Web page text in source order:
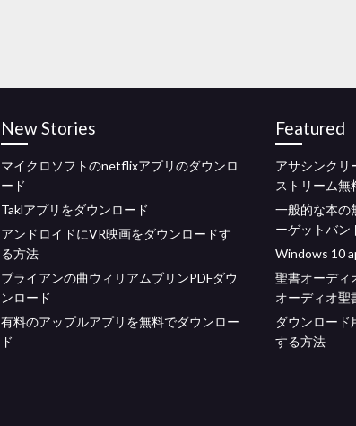
New Stories
マイクロソフトのnetflixアプリのダウンロ
ード
Taklアプリをダウンロード
アンドロイドにVR映画をダウンロードす
る方法
ブライアンの曲ウィリアムブリンPDFダウ
ンロード
有料のアップルアプリを無料でダウンロー
ド
Featured
アサシンクリ
ストリーム無
一般的な本の
ーゲットバン
Windows 10
聖書オーディ
オーディオ聖
ダウンロード
する方法